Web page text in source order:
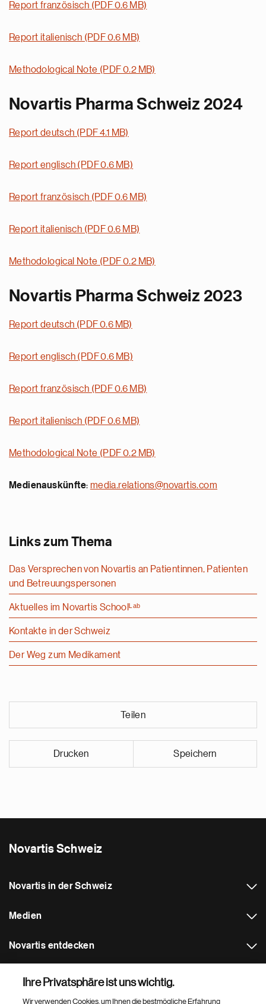
Report französisch (PDF 0.6 MB)
Report italienisch (PDF 0.6 MB)
Methodological Note (PDF 0.2 MB)
Novartis Pharma Schweiz 2024
Report deutsch (PDF 4.1 MB)
Report englisch (PDF 0.6 MB)
Report französisch (PDF 0.6 MB)
Report italienisch (PDF 0.6 MB)
Methodological Note (PDF 0.2 MB)
Novartis Pharma Schweiz 2023
Report deutsch (PDF 0.6 MB)
Report englisch (PDF 0.6 MB)
Report französisch (PDF 0.6 MB)
Report italienisch (PDF 0.6 MB)
Methodological Note (PDF 0.2 MB)
Medienauskünfte: media.relations@novartis.com
Links zum Thema
Das Versprechen von Novartis an Patientinnen, Patienten
und Betreuungspersonen
Aktuelles im Novartis Schoolᴸᵃᵇ
Kontakte in der Schweiz
Der Weg zum Medikament
Teilen
Drucken Speichern
Novartis Schweiz
Novartis in der Schweiz
Medien
Novartis entdecken
Weitere Novartis Webseiten
Ihre Privatsphäre ist uns wichtig.
Wir verwenden Cookies, um Ihnen die bestmögliche Erfahrung